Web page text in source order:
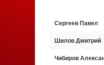
Cергеев Павел
Шилов Дмитрий
Чибиров